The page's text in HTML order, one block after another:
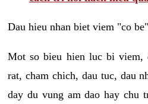
Dau hieu nhan biet viem "co be"
Mot so bieu hien luc bi viem,
rat, cham chich, dau tuc, dau
day du vung am dao hay chu